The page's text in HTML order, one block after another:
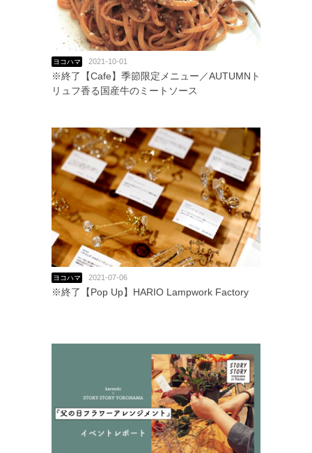
ヨコハマ 2021-10-01
※終了【Cafe】季節限定メニュー／AUTUMNト
リュフ香る国産牛のミートソース
ヨコハマ 2021-07-06
※終了【Pop Up】HARIO Lampwork Factory